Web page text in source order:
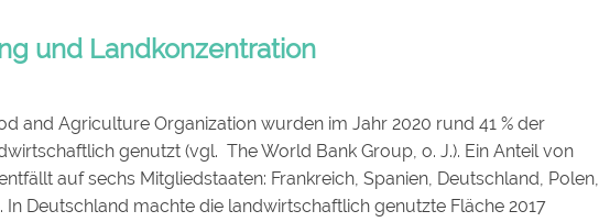
und Landkonzentration
and Agriculture Organization wurden im Jahr 2020 rund 41 % der
genutzt (vgl. The World Bank Group, o. J.). Ein Anteil von
auf sechs Mitgliedstaaten: Frankreich, Spanien, Deutschland, Polen,
In Deutschland machte die landwirtschaftlich genutzte Fläche 2017